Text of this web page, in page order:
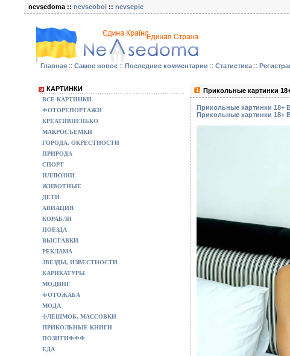
nevsedoma :: nevseoboi :: nevsepic
Главная :: Самое новое :: Последние комментарии :: Статистика ::
КАРТИНКИ
ВСЕ КАРТИНКИ
ФОТОРЕПОРТАЖИ
КРЕАТИВНЕНЬКО
МАКРОСЪЕМКИ
ГОРОДА, ОКРЕСТНОСТИ
ПРИРОДА
СПОРТ
ИЛЛЮЗИИ
ЖИВОТНЫЕ
ДЕТИ
АВИАЦИЯ
КОРАБЛИ
ПОЕЗДА
ВЫСТАВКИ
РЕКЛАМА
ЗВЕЗДЫ, ИЗВЕСТНОСТИ
КАРИКАТУРЫ
МОДИНГ
ФОТОЖАБА
МОДА
ФЛЕШМОБ, МАССОВКИ
ПРИКОЛЬНЫЕ КНИГИ
ПОЗИТИФФФ
ЕДА
Прикольные картинки
Прикольные картинки 18+
Прикольные картинки 18+